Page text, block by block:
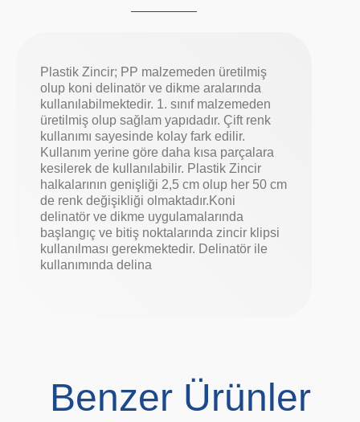
Plastik Zincir; PP malzemeden üretilmiş
olup koni delinatör ve dikme aralarında
kullanılabilmektedir. 1. sınıf malzemeden
üretilmiş olup sağlam yapıdadır. Çift renk
kullanımı sayesinde kolay fark edilir.
Kullanım yerine göre daha kısa parçalara
kesilerek de kullanılabilir. Plastik Zincir
halkalarının genişliği 2,5 cm olup her 50 cm
de renk değişikliği olmaktadır.Koni
delinatör ve dikme uygulamalarında
başlangıç ve bitiş noktalarında zincir klipsi
kullanılması gerekmektedir. Delinatör ile
kullanımında delina
Benzer Ürünler